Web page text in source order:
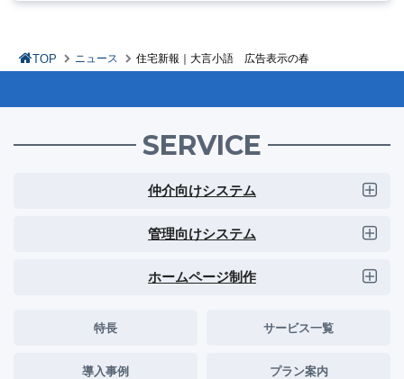
TOP ニュース 住宅新報｜大言小語 広告表示の春
SERVICE
仲介向けシステム
管理向けシステム
ホームページ制作
特長 サービス一覧
導入事例 プラン案内